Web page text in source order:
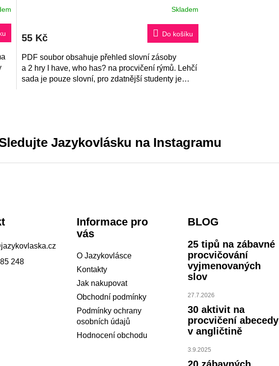
je
5,0
5
hvězdiček.
Skladem
55 Kč Do košíku
PDF soubor obsahuje přehled slovní zásoby
a 2 hry I have, who has? na procvičení rýmů. Lehčí
sada je pouze slovní, pro zdatnější studenty je
á
d
a
v
v
p
i
s
u
Jazykovlásku na Instagramu
jazykovlaska.cz
248
Informace pro
vás
O Jazykovlásce
Kontakty
Jak nakupovat
Obchodní podmínky
Podmínky ochrany
osobních údajů
Hodnocení obchodu
BLOG
25 tipů na zábavné
procvičování
vyjmenovaných
slov
27.7.2026
30 aktivit na
procvičení abecedy
v angličtině
3.9.2025